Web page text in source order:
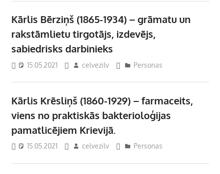
Kārlis Bērziņš (1865-1934) – grāmatu un
rakstāmlietu tirgotājs, izdevējs,
sabiedrisks darbinieks
15.05.2021 celvezilv Personas
Kārlis Krēsliņš (1860-1929) – farmaceits,
viens no praktiskās bakterioloģijas
pamatlicējiem Krievijā.
15.05.2021 celvezilv Personas